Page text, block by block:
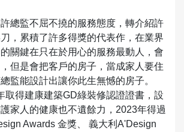
總監不屈不撓的服務態度，轉介紹許
，累積了許多得獎的代表作，在業界
關鍵在只在於用心的服務最動人，會
但是會把客戶的房子，當成家人要住
監能設計出讓你此生無憾的房子。
取得建康建築GD綠裝修認證證書，設
家人的健康也不遺餘力，2023年得過
Awards 金獎、 義大利A'Design